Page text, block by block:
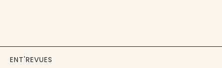
ENT'REVUES